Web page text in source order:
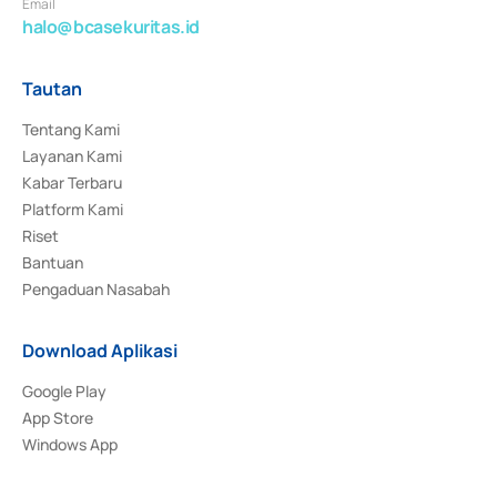
halo@bcasekuritas.id
Tautan
Tentang Kami
Layanan Kami
Kabar Terbaru
Platform Kami
Riset
Bantuan
Pengaduan Nasabah
Download Aplikasi
Google Play
App Store
Windows App